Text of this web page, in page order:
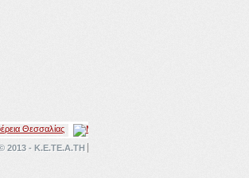
2013 - K.E.TE.A.TH